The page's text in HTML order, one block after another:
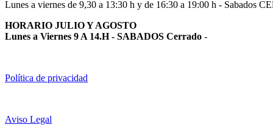
Lunes a viernes de 9,30 a 13:30 h y de 16:30 a 19:00 h - Sabados
HORARIO JULIO Y AGOSTO
Lunes a Viernes 9 A 14.H - SABADOS Cerrado -
Política de privacidad
Aviso Legal